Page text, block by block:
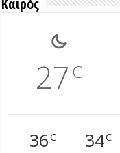
Καιρός
27 C
36C 34C